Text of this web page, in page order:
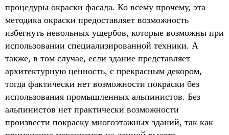
процедуры окраски фасада. Ко всему прочему, эта
методика окраски предоставляет возможность
избегнуть невольных ущербов, которые возможны при
использовании специализированной техники. А
также, в том случае, если здание представляет
архитектурную ценность, с прекрасным декором,
тогда фактически нет возможности покраски без
использования промышленных альпинистов. Без
альпинистов нет практически возможности
произвести покраску многоэтажных зданий, так как